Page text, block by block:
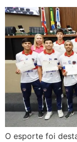
O esporte foi